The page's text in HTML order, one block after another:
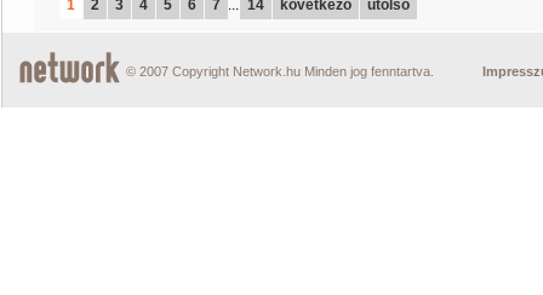
1 2 3 4 5 6 7 ... 14 következő utolsó
© 2007 Copyright Network.hu Minden jog fenntartva.